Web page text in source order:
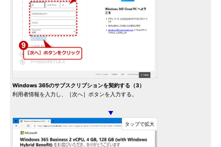
Windows 365のサブスクリプションを契約する（3）
利用者情報を入力し、［次へ］ボタンを入力する。
▼